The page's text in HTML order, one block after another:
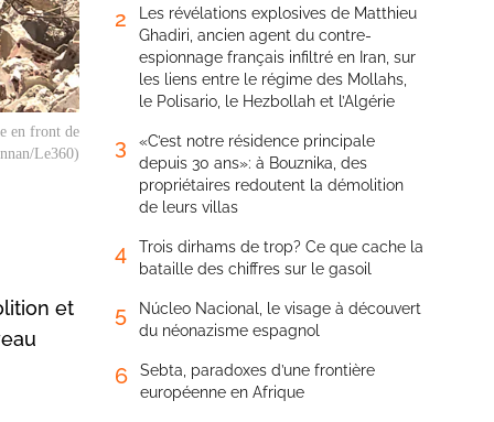
en front de
Le360)
et
2
Les révélations explosives de Matthieu
Ghadiri, ancien agent du contre-
espionnage français infiltré en Iran, sur
les liens entre le régime des Mollahs,
le Polisario, le Hezbollah et l’Algérie
3
«C’est notre résidence principale
depuis 30 ans»: à Bouznika, des
propriétaires redoutent la démolition
de leurs villas
4
Trois dirhams de trop? Ce que cache la
bataille des chiffres sur le gasoil
5
Núcleo Nacional, le visage à découvert
du néonazisme espagnol
6
Sebta, paradoxes d’une frontière
européenne en Afrique